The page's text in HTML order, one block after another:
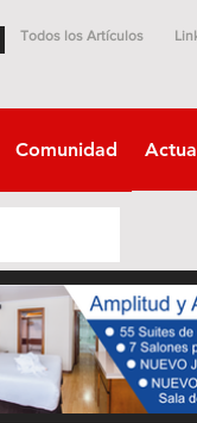
Todos los Artículos
Comunidad